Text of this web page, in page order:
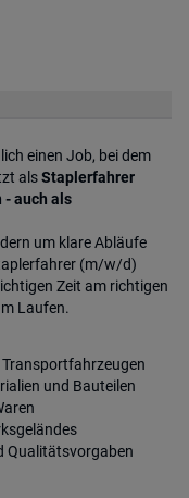
einen Job, bei dem
alsStaplerfahrer
- auch als
um klare Abläufe
(m/w/d)
Zeit am richtigen
Laufen.
und Bauteilen
Qualitätsvorgaben